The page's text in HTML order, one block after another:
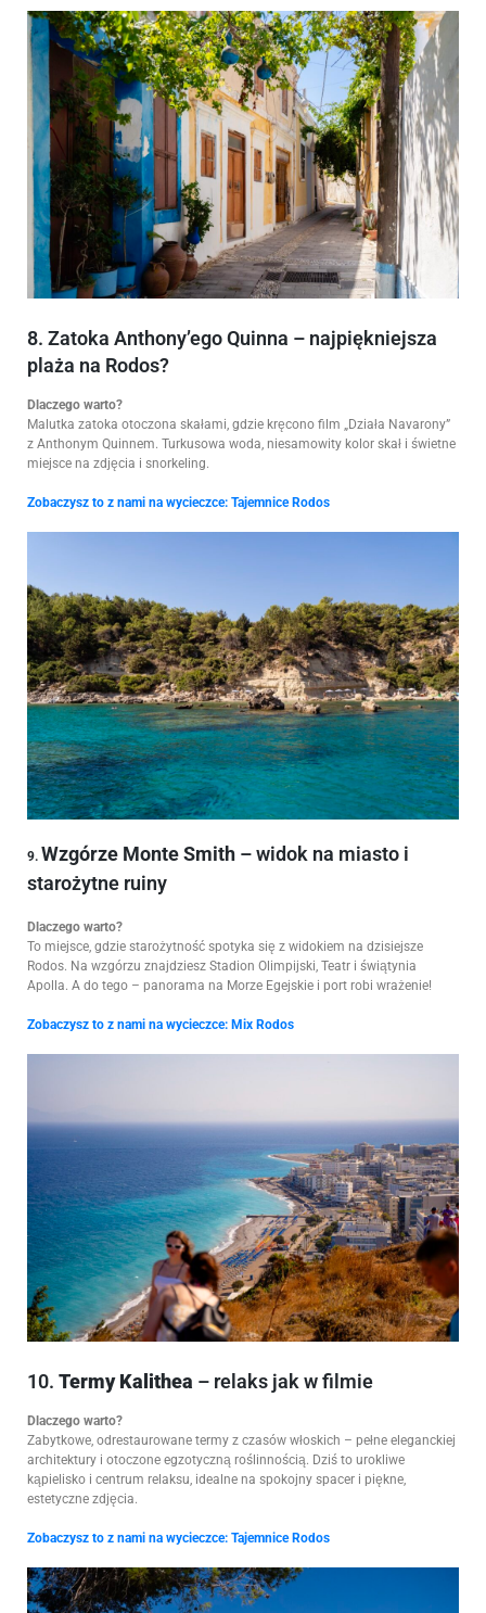
8. Zatoka Anthony’ego Quinna – najpiękniejsza
plaża na Rodos?
Dlaczego warto?
Malutka zatoka otoczona skałami, gdzie kręcono film „Działa Navarony”
z Anthonym Quinnem. Turkusowa woda, niesamowity kolor skał i świetne
miejsce na zdjęcia i snorkeling.
Zobaczysz to z nami na wycieczce: Tajemnice Rodos
9. Wzgórze Monte Smith – widok na miasto i
starożytne ruiny
Dlaczego warto?
To miejsce, gdzie starożytność spotyka się z widokiem na dzisiejsze
Rodos. Na wzgórzu znajdziesz Stadion Olimpijski, Teatr i świątynia
Apolla. A do tego – panorama na Morze Egejskie i port robi wrażenie!
Zobaczysz to z nami na wycieczce: Mix Rodos
10. Termy Kalithea – relaks jak w filmie
Dlaczego warto?
Zabytkowe, odrestaurowane termy z czasów włoskich – pełne eleganckiej
architektury i otoczone egzotyczną roślinnością. Dziś to urokliwe
kąpielisko i centrum relaksu, idealne na spokojny spacer i piękne,
estetyczne zdjęcia.
Zobaczysz to z nami na wycieczce: Tajemnice Rodos